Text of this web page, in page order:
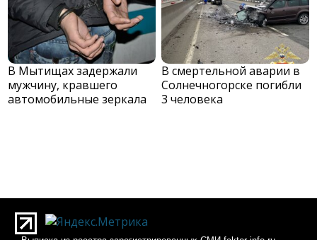
В Мытищах задержали
мужчину, кравшего
автомобильные зеркала
В смертельной аварии в
Солнечногорске погибли
3 человека